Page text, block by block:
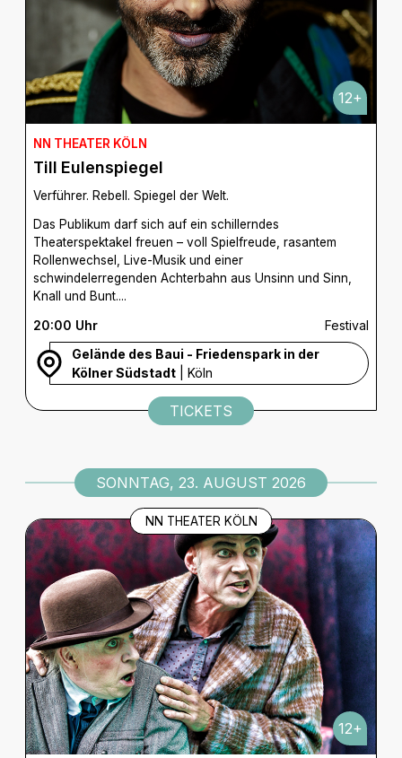
12+
NN THEATER KÖLN
Till Eulenspiegel
Verführer. Rebell. Spiegel der Welt.
Das Publikum darf sich auf ein schillerndes
Theaterspektakel freuen – voll Spielfreude, rasantem
Rollenwechsel, Live-Musik und einer
schwindelerregenden Achterbahn aus Unsinn und Sinn,
Knall und Bunt....
20:00 Uhr
Festival
Gelände des Baui - Friedenspark in der
Kölner Südstadt | Köln
TICKETS
SONNTAG, 23. AUGUST 2026
NN THEATER KÖLN
12+